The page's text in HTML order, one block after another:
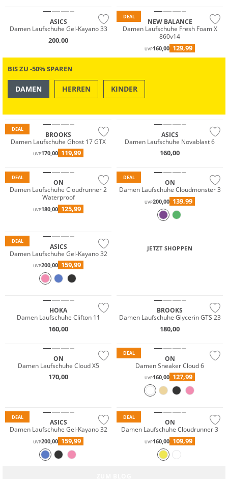
ASICS
Damen Laufschuhe Gel-Kayano 33
200,00
DEAL
NEW BALANCE
Damen Laufschuhe Fresh Foam X
860v14
UVP160,00 129,99
BIS ZU -50% SPAREN
DAMEN HERREN KINDER
DEAL
GORE-TEX
BROOKS
Damen Laufschuhe Ghost 17 GTX
UVP170,00 119,99
NEU
ASICS
Damen Laufschuhe Novablast 6
160,00
DEAL
ON
Damen Laufschuhe Cloudrunner 2
Waterproof
UVP180,00 125,99
DEAL
ON
Damen Laufschuhe Cloudmonster 3
UVP200,00 139,99
DEAL
ASICS
Damen Laufschuhe Gel-Kayano 32
UVP200,00 159,99
JETZT SHOPPEN
HOKA
Damen Laufschuhe Clifton 11
160,00
BROOKS
Damen Laufschuhe Glycerin GTS 23
180,00
ON
Damen Laufschuhe Cloud X5
170,00
DEAL
ON
Damen Sneaker Cloud 6
UVP160,00 127,99
DEAL
ASICS
Damen Laufschuhe Gel-Kayano 32
UVP200,00 159,99
DEAL
ON
Damen Laufschuhe Cloudrunner 3
UVP160,00 109,99